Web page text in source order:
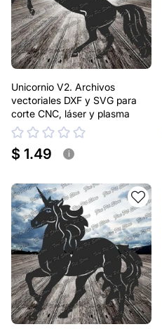
Unicornio V2. Archivos
vectoriales DXF y SVG para
corte CNC, láser y plasma
$ 1.49 i